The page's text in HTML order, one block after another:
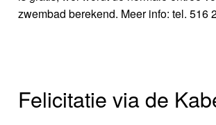
zwembad berekend. Meer info: tel. 516
Felicitatie via de